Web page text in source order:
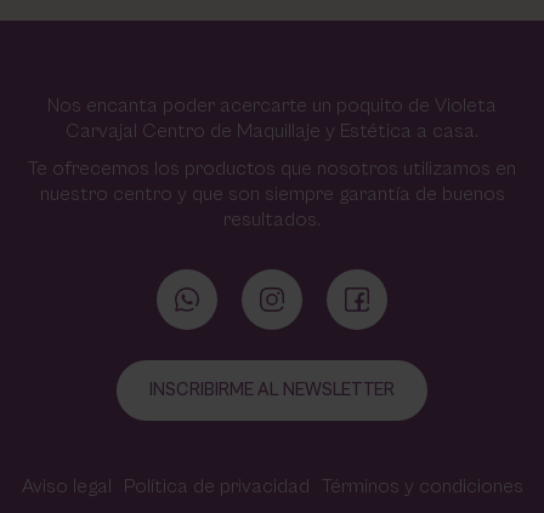
Nos encanta poder acercarte un poquito de Violeta
Carvajal Centro de Maquillaje y Estética a casa.
Te ofrecemos los productos que nosotros utilizamos en
nuestro centro y que son siempre garantía de buenos
resultados.
INSCRIBIRME AL NEWSLETTER
Aviso legal Política de privacidad Términos y condiciones